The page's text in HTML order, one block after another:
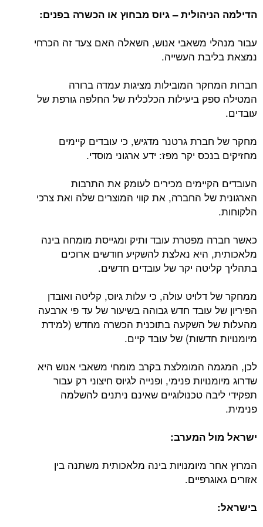
הדילמה הניהולית – גיוס מבחוץ או הכשרה בפנים:
עבור מנהלי משאבי אנוש, השאלה האם צעד זה הכרחי
נמצאת בליבת העשייה.
חברות המחקר המובילות מציגות עמדה ברורה
המטילה ספק ביעילות הכלכלית של החלפה גורפת של
עובדים.
מחקר של חברת גרטנר מדגיש, כי עובדים קיימים
מחזיקים בנכס יקר מפז: ידע ארגוני מוסדי.
העובדים הקיימים מכירים לעומק את התרבות
הארגונית של החברה, את קווי המוצרים שלה ואת צרכי
הלקוחות.
כאשר חברה מפטרת עובד ותיק ומגייסת מומחה בינה
מלאכותית, היא נאלצת להשקיע חודשים ארוכים
בתהליך קליטה יקר של עובדים חדשים.
ממחקר של דלויט עולה, כי עלות גיוס, קליטה ואובדן
הפיריון של עובד חדש גבוהה בשיעור של עד פי ארבעה
מהעלות של השקעה בתוכנית הכשרה מחדש (למידת
מיומנויות חדשות) של עובד קיים.
לכן, המגמה המומלצת בקרב מומחי משאבי אנוש היא
שדרוג מיומנויות פנימי, ופנייה לגיוס חיצוני רק עבור
תפקידי ליבה טכנולוגיים שאינם ניתנים להשלמה
פנימית.
ישראל מול המערב:
המרוץ אחר מיומנויות בינה מלאכותית משתנה בין
אזורים גאוגרפיים.
בישראל: